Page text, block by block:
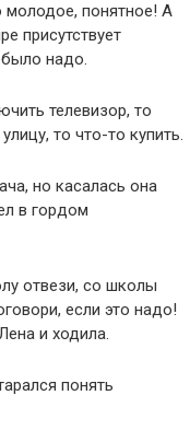
понятное! А
присутствует
надо.
телевизор, то
то что-то купить.
но касалась она
в гордом
отвези, со школы
если это надо!
и ходила.
понять